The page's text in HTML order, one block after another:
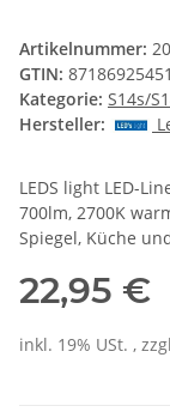
Artikelnummer:
GTIN:
Kategorie: S14s/
Hersteller:
LEDS light LED-
700lm, 2700K
Spiegel, Küche
22,95 €
inkl. 19% USt. ,